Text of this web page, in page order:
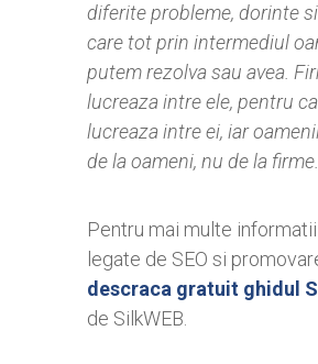
diferite probleme, dorinte
care tot prin intermediul
putem rezolva sau avea.
lucreaza intre ele, pentru
lucreaza intre ei, iar
de la oameni, nu de la firme.
Pentru mai multe
legate de SEO si
descraca gratuit ghidul
de SilkWEB.